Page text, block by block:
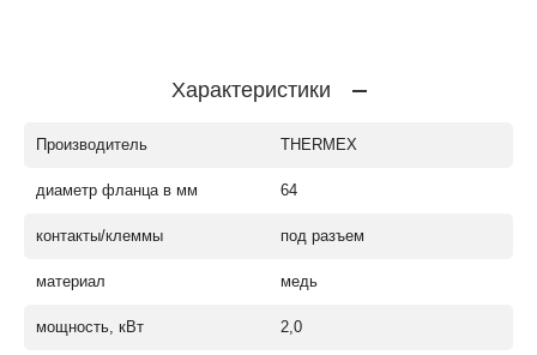
Характеристики
Производитель THERMEX
диаметр фланца в мм 64
контакты/клеммы под разъем
материал медь
мощность, кВт 2,0